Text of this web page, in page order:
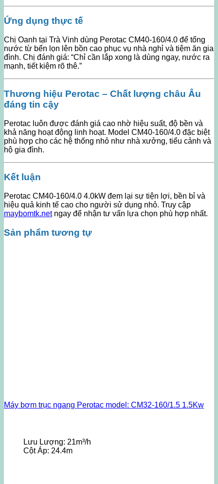
Ứng dụng thực tế
Chị Oanh tại Trà Vinh dùng Perotac CM40-160/4.0 để tổng
nước từ bển lọn lên bồn cao phục vụ nhà nghỉ và tiệm ăn gia
đình. Chị đánh giá: “Chỉ cần lắp xong là dùng ngay, nước ra
mạnh, tiết kiệm rõ thê.”
Thương hiệu Perotac – Chất lượng châu Âu
đáng tin cậy
Perotac luôn được đánh giá cao nhờ hiệu suất, độ bền và
khả năng hoạt động linh hoạt. Model CM40-160/4.0 đặc biệt
phù hợp cho các hệ thống nhỏ như nhà xưởng, tiểu cảnh và
hộ gia đình.
Kết luận
Perotac CM40-160/4.0 4.0kW đem lại sự tiện lợi, bền bỉ và
hiệu quả kinh tế cao cho người sử dụng nhỏ. Truy cập
maybomtk.netngay để nhận tư vấn lựa chọn phù hợp nhất.
Sản phẩm tương tự
Máy bơm trục ngang Perotac model: CM32-160/1.5 1.5Kw
Lưu Lượng: 21m³/h
Cột Áp: 24.4m